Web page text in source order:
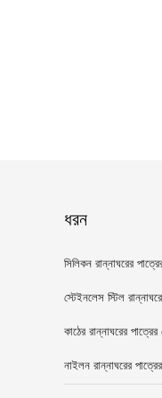
ধরন
সিলিকন রান্নাঘরের
স্টেইনলেস স্টিল
কাঠের রান্নাঘরের পাত্রের
নাইলন রান্নাঘরের